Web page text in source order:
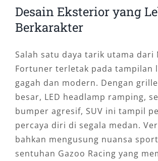
Desain Eksterior yang
Berkarakter
Salah satu daya tarik utama dari
Fortuner terletak pada tampilan
gagah dan modern. Dengan
besar, LED headlamp ramping,
bumper agresif, SUV ini tampil
percaya diri di segala medan.
bahkan mengusung nuansa
sentuhan Gazoo Racing yang